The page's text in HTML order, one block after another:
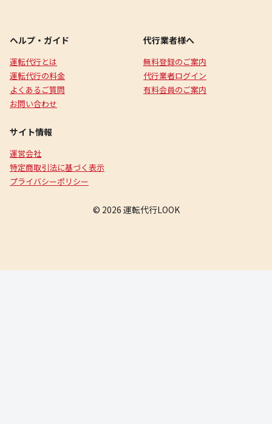
ヘルプ・ガイド
運転代行とは
運転代行の料金
よくあるご質問
お問い合わせ
代行業者様へ
無料登録のご案内
代行業者ログイン
有料会員のご案内
サイト情報
運営会社
特定商取引法に基づく表示
プライバシーポリシー
© 2026 運転代行LOOK